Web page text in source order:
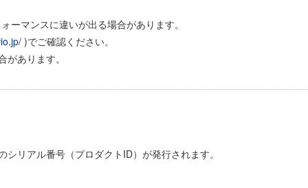
ーマンスに違いが出る場合があります。
)でご確認ください。
あります。
リアル番号（プロダクトID）が発行されます。